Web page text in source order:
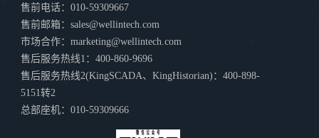
售前电话：010-59309667
售前邮箱：sales@wellintech.com
市场合作：marketing@wellintech.com
售后服务热线1：400-860-9696
售后服务热线2(KingSCADA、KingHistorian)：400-898-
5151转2
总部座机：010-59309666